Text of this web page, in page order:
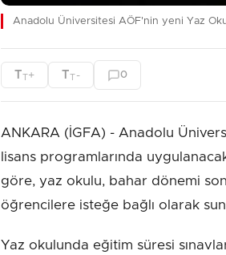
Anadolu Üniversitesi AÖF'nin yeni Yaz
TT+ TT - 0
ANKARA (İGFA) - Anadolu
lisans programlarında
göre, yaz okulu, bahar dönemi
öğrencilere isteğe bağlı olarak
Yaz okulunda eğitim süresi